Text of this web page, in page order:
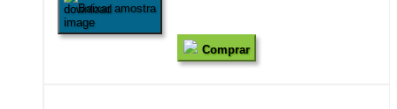
Baixar amostra
Comprar